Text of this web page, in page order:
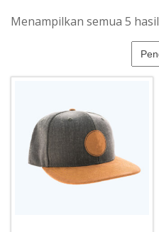
Menampilkan semua 5 hasil